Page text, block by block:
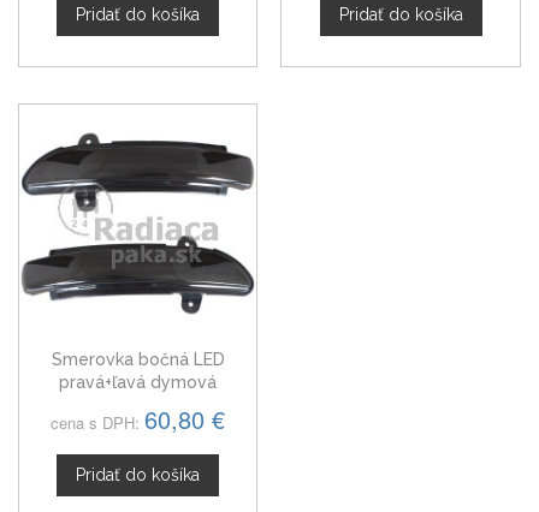
Pridať do košíka Pridať do košíka
Smerovka bočná LED
pravá+ľavá dymová
Trieda 06-13
cena s DPH: 60,80 €
Pridať do košíka